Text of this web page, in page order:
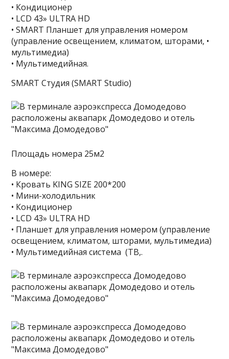
• Кондиционер
• LCD 43» ULTRA HD
• SMART Планшет для управления номером
(управление освещением, климатом, шторами, •
мультимедиа)
• Мультимедийная.
SMART Студия (SMART Studio)
Площадь номера 25м2
В номере:
• Кровать KING SIZE 200*200
• Мини-холодильник
• Кондиционер
• LCD 43» ULTRA HD
• Планшет для управления номером (управление
освещением, климатом, шторами, мультимедиа)
• Мультимедийная система (ТВ,.